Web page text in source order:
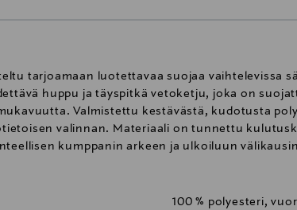
tarjoamaan luotettavaa suojaa vaihtelevissa
huppu ja täyspitkä vetoketju, joka on
Valmistettu kestävästä, kudotusta
valinnan. Materiaali on tunnettu
kumppanin arkeen ja ulkoiluun
100 % polyesteri,